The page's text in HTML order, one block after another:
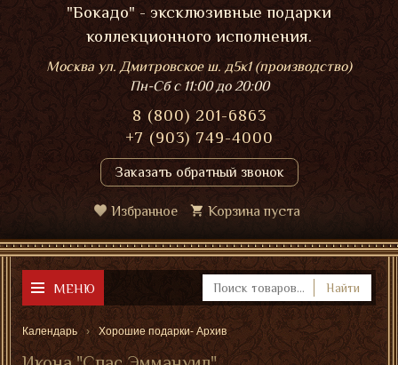
"Бокадо" - эксклюзивные подарки
коллекционного исполнения.
Москва ул. Дмитровское ш. д5к1 (производство)
Пн-Сбс 11:00 до 20:00
8 (800) 201-6863
+7 (903) 749-4000
Заказать обратный звонок
Избранное Корзина пуста
МЕНЮ Найти
Календарь Хорошие подарки- Архив